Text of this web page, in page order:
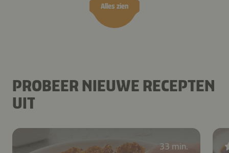
Alles zien
PROBEER NIEUWE RECEPTEN
UIT
33 min.